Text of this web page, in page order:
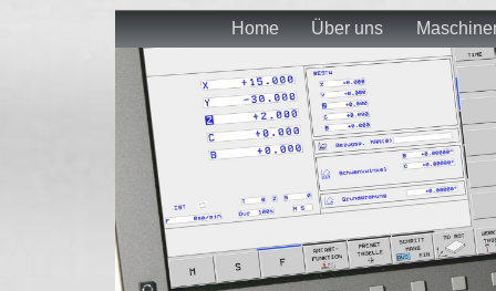
Home Über uns